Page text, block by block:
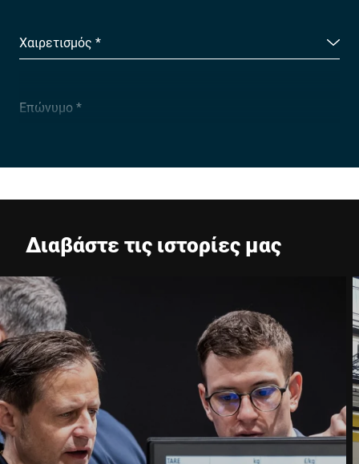
Χαιρετισμός *
Επώνυμο *
Εταιρεία *
E-mail *
Τηλέφωνο *
Οδός *
Ταχυδρομικός κώδικας *
Διαβάστε τις ιστορίες μας